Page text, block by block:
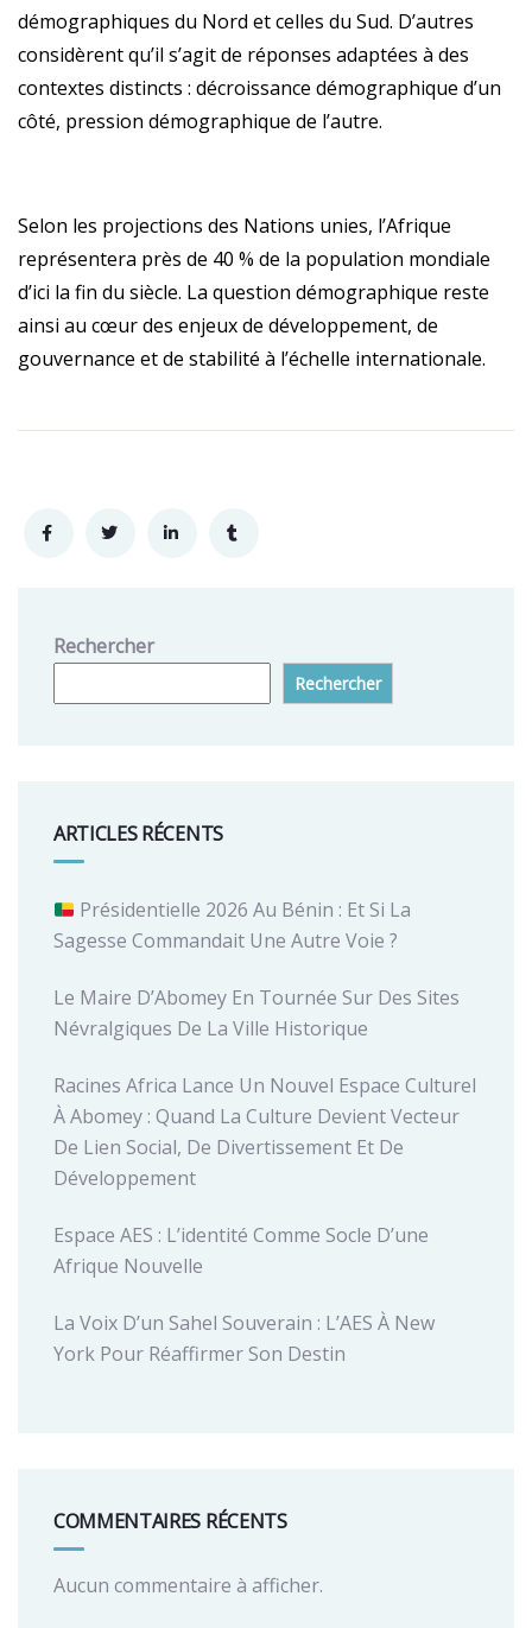
démographiques du Nord et celles du Sud. D’autres
considèrent qu’il s’agit de réponses adaptées à des
contextes distincts : décroissance démographique d’un
côté, pression démographique de l’autre.
Selon les projections des Nations unies, l’Afrique
représentera près de 40 % de la population mondiale
d’ici la fin du siècle. La question démographique reste
ainsi au cœur des enjeux de développement, de
gouvernance et de stabilité à l’échelle internationale.
Rechercher
Rechercher
ARTICLES RÉCENTS
Présidentielle 2026 Au Bénin : Et Si La
Sagesse Commandait Une Autre Voie ?
Le Maire D’Abomey En Tournée Sur Des Sites
Névralgiques De La Ville Historique
Racines Africa Lance Un Nouvel Espace Culturel
À Abomey : Quand La Culture Devient Vecteur
De Lien Social, De Divertissement Et De
Développement
Espace AES : L’identité Comme Socle D’une
Afrique Nouvelle
La Voix D’un Sahel Souverain : L’AES À New
York Pour Réaffirmer Son Destin
COMMENTAIRES RÉCENTS
Aucun commentaire à afficher.